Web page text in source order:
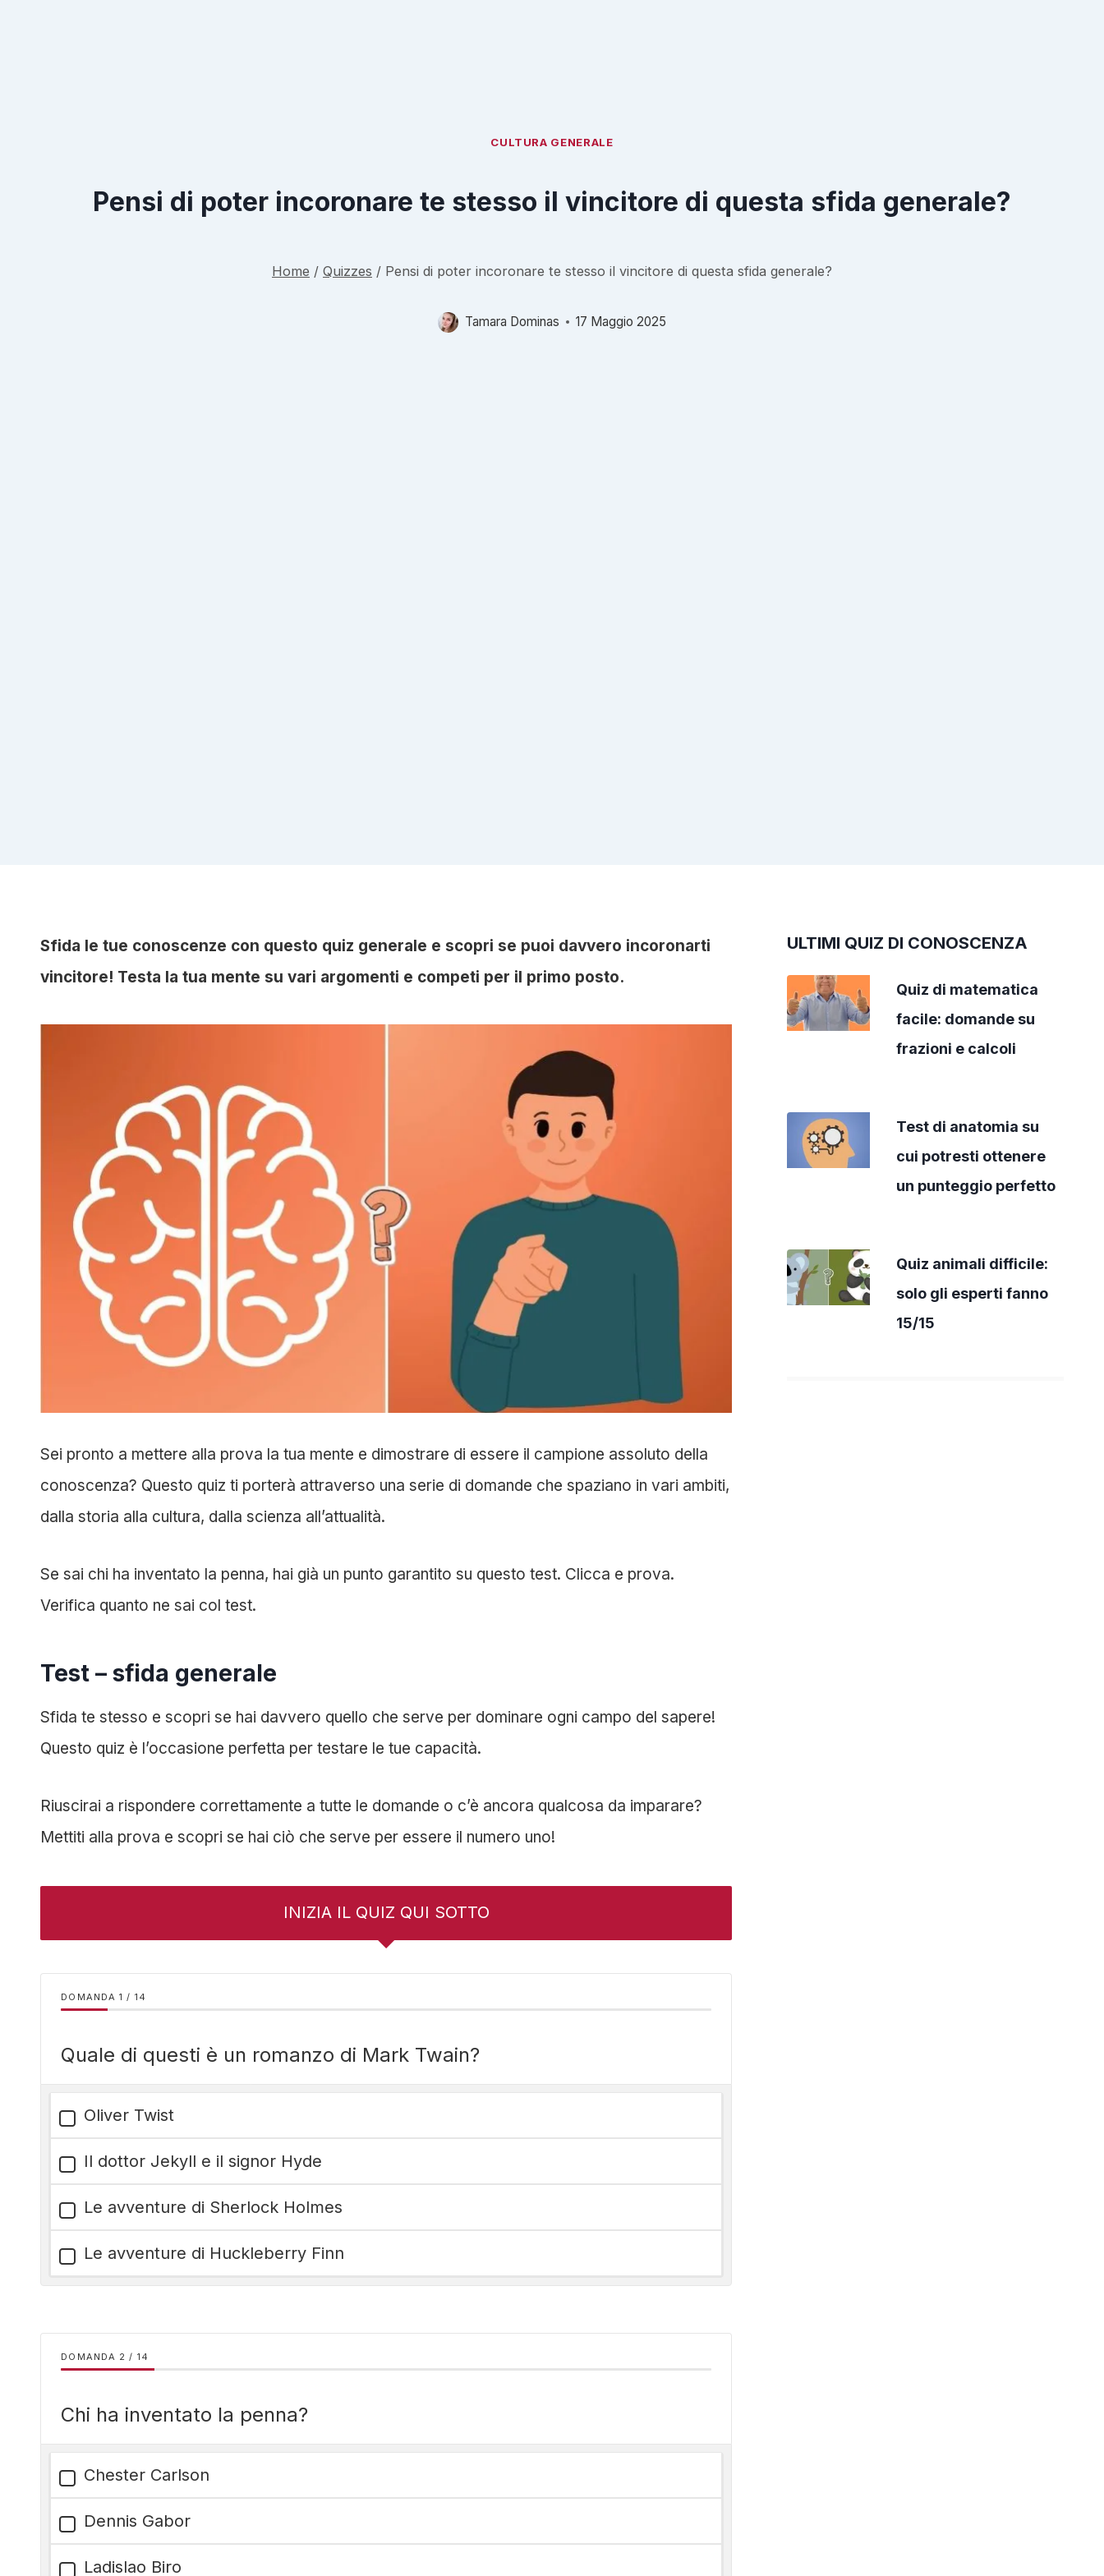
CULTURA GENERALE
Pensi di poter incoronare te stesso il vincitore di questa sfida generale?
Home / Quizzes / Pensi di poter incoronare te stesso il vincitore di questa sfida generale?
Tamara Dominas 17 Maggio 2025
Sfida le tue conoscenze con questo quiz generale e scopri se puoi davvero incoronarti
vincitore! Testa la tua mente su vari argomenti e competi per il primo posto.
Sei pronto a mettere alla prova la tua mente e dimostrare di essere il campione assoluto della
conoscenza? Questo quiz ti porterà attraverso una serie di domande che spaziano in vari ambiti,
dalla storia alla cultura, dalla scienza all’attualità.
Se sai chi ha inventato la penna, hai già un punto garantito su questo test. Clicca e prova.
Verifica quanto ne sai col test.
Test – sfida generale
Sfida te stesso e scopri se hai davvero quello che serve per dominare ogni campo del sapere!
Questo quiz è l’occasione perfetta per testare le tue capacità.
Riuscirai a rispondere correttamente a tutte le domande o c’è ancora qualcosa da imparare?
Mettiti alla prova e scopri se hai ciò che serve per essere il numero uno!
INIZIA IL QUIZ QUI SOTTO
DOMANDA / 14
Quale di questi è un romanzo di Mark Twain?
Oliver Twist
Il dottor Jekyll e il signor Hyde
Le avventure di Sherlock Holmes
Le avventure di Huckleberry Finn
DOMANDA / 14
Chi ha inventato la penna?
Chester Carlson
Dennis Gabor
Ladislao Biro
ULTIMI QUIZ DI CONOSCENZA
Quiz di matematica
facile: domande su
frazioni e calcoli
Test di anatomia su
cui potresti ottenere
un punteggio perfetto
Quiz animali difficile:
solo gli esperti fanno
15/15